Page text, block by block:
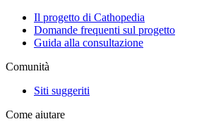
Il progetto di Cathopedia
Domande frequenti sul progetto
Guida alla consultazione
Comunità
Siti suggeriti
Come aiutare